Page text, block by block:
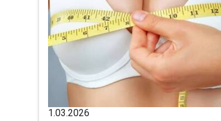
1.03.2026